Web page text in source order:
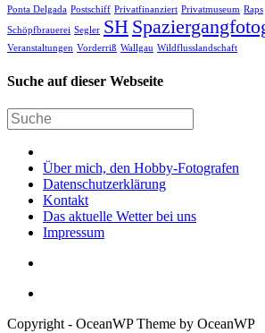
Ponta Delgada Postschiff Privatfinanziert Privatmuseum Raps
Schöpfbrauerei Segler SH
Veranstaltungen Vorderriß Wallgau Wildflusslandschaft
Suche auf dieser Webseite
Über mich, den Hobby-Fotografen
Datenschutzerklärung
Kontakt
Das aktuelle Wetter bei uns
Impressum
Copyright - OceanWP Theme by OceanWP